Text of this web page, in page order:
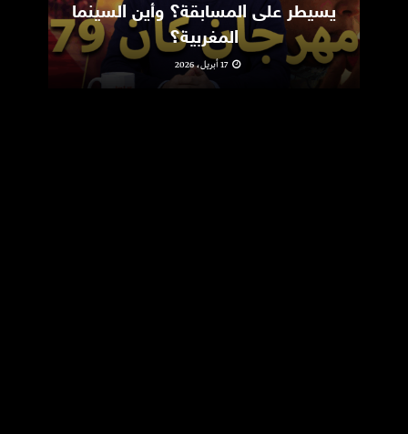
يسيطر على المسابقة؟ وأين السينما
المغربية؟
17 أبريل، 2026